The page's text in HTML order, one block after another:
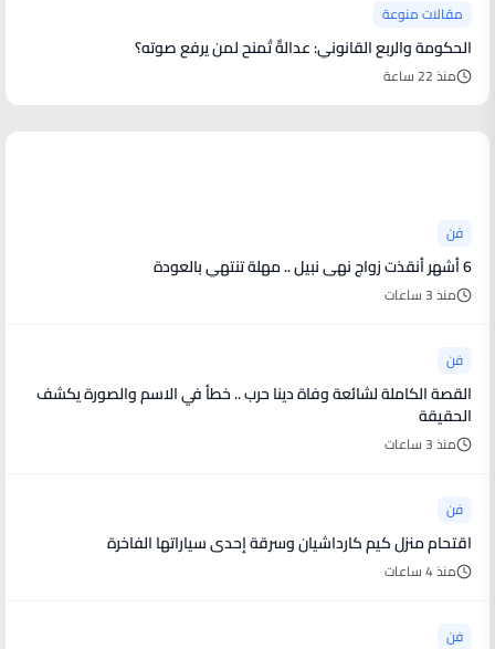
مقالات منوعة
الحكومة والربع القانوني: عدالةٌ تُمنح لمن يرفع صوته؟
منذ 22 ساعة
فن
6 أشهر أنقذت زواج نهى نبيل .. مهلة تنتهي بالعودة
منذ 3 ساعات
فن
القصة الكاملة لشائعة وفاة دينا حرب .. خطأ في الاسم والصورة يكشف
الحقيقة
منذ 3 ساعات
فن
اقتحام منزل كيم كارداشيان وسرقة إحدى سياراتها الفاخرة
منذ 4 ساعات
فن